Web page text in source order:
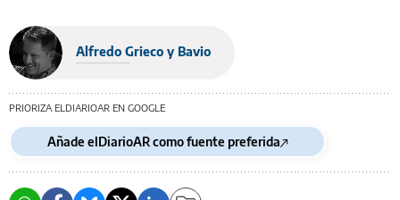
Alfredo Grieco y Bavio
PRIORIZA ELDIARIOAR EN GOOGLE
Añade elDiarioAR como fuente preferida